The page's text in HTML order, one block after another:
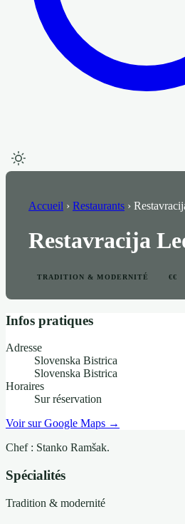
Accueil › Restaurants ›
Restavracija
TRADITION & MODERNITÉ €€
Infos pratiques
Adresse
Slovenska Bistrica
Slovenska Bistrica
Horaires
Sur réservation
Voir sur Google Maps →
Chef : Stanko Ramšak.
Spécialités
Tradition & modernité